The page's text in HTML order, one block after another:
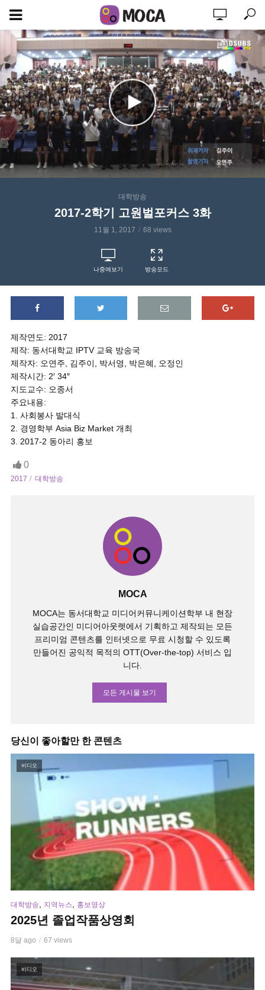
대학방송
2017-2학기 고원벌포커스 3화
11월 1, 2017 68 views
나중에보기 방송모드
제작연도: 2017
제작: 동서대학교 IPTV 교육 방송국
제작자: 오연주, 김주이, 박서영, 박은혜, 오정인
제작시간: 2′ 34″
지도교수: 오종서
주요내용:
1. 사회봉사 발대식
2. 경영학부 Asia Biz Market 개최
3. 2017-2 동아리 홍보
0
2017 대학방송
MOCA
MOCA는 동서대학교 미디어커뮤니케이션학부 내 현장
실습공간인 미디어아웃렛에서 기획하고 제작되는 모든
프리미엄 콘텐츠를 인터넷으로 무료 시청할 수 있도록
만들어진 공익적 목적의 OTT(Over-the-top) 서비스 입
니다.
모든 게시물 보기
당신이 좋아할만 한 콘텐츠
비디오
대학방송 지역뉴스 홍보영상
2025년 졸업작품상영회
8달 ago 67 views
비디오